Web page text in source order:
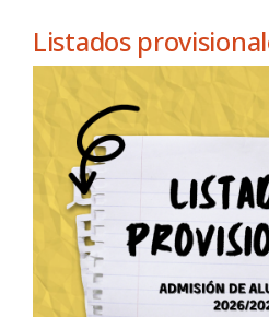
Listados